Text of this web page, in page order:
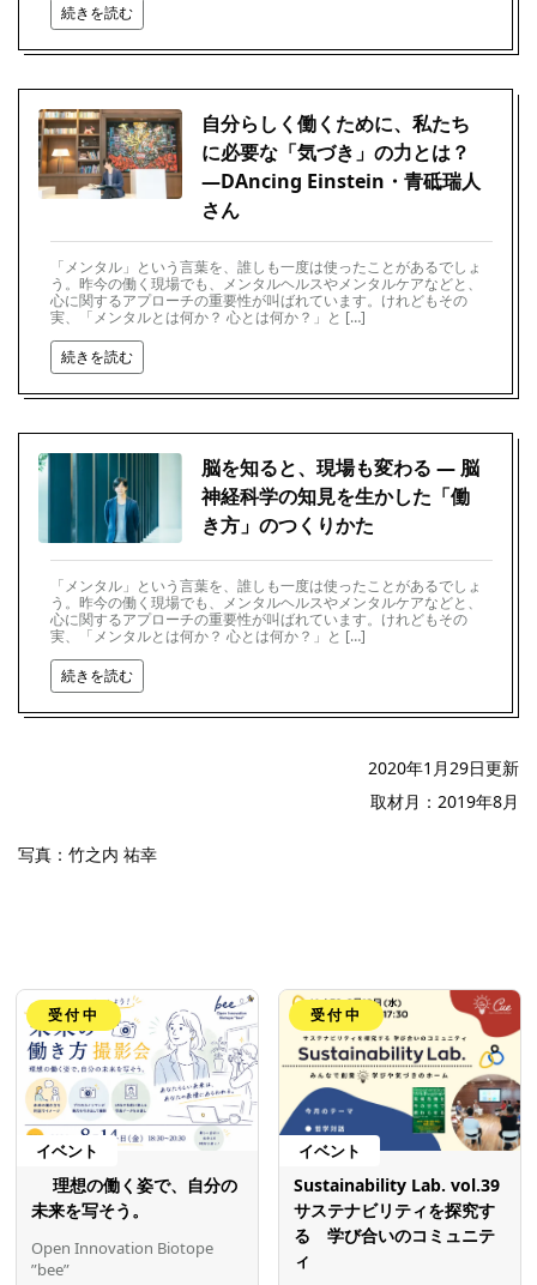
続きを読む
自分らしく働くために、私たち
に必要な「気づき」の力とは？
―DAncing Einstein・青砥瑞人
さん
「メンタル」という言葉を、誰しも一度は使ったことがあるでしょ
う。昨今の働く現場でも、メンタルヘルスやメンタルケアなどと、
心に関するアプローチの重要性が叫ばれています。けれどもその
実、「メンタルとは何か？ 心とは何か？」と […]
続きを読む
脳を知ると、現場も変わる ― 脳
神経科学の知見を生かした「働
き方」のつくりかた
「メンタル」という言葉を、誰しも一度は使ったことがあるでしょ
う。昨今の働く現場でも、メンタルヘルスやメンタルケアなどと、
心に関するアプローチの重要性が叫ばれています。けれどもその
実、「メンタルとは何か？ 心とは何か？」と […]
続きを読む
2020年1月29日更新
取材月：2019年8月
写真：竹之内 祐幸
受付中
イベント
理想の働く姿で、自分の
未来を写そう。
Open Innovation Biotope
”bee”
受付中
イベント
Sustainability Lab. vol.39
サステナビリティを探究す
る 学び合いのコミュニテ
ィ